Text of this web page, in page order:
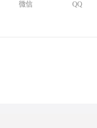
微信 QQ